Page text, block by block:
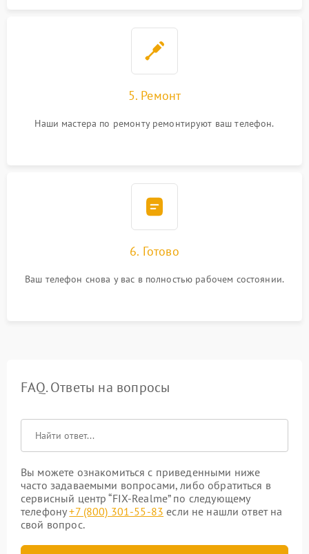
5. Ремонт
Наши мастера по ремонту ремонтируют ваш телефон.
6. Готово
Ваш телефон снова у вас в полностью рабочем состоянии.
FAQ. Ответы на вопросы
Вы можете ознакомиться с приведенными ниже
часто задаваемыми вопросами, либо обратиться в
сервисный центр “FIX-Realme” по следующему
телефону+7 (800) 301-55-83 если не нашли ответ на
свой вопрос.